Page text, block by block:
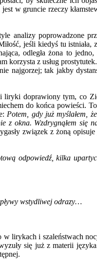
w gruncie rzeczy
analizy poprowadzone
jeśli kiedyś tu istniała,
odległa żona to
korzysta z usług
najgorzej; tak jakby
liryki doprawiony tym, co
do końca powieści.
Potem, gdy już myślałem,
z okna. Wzdrygnąłem się
związek z żoną
odpowiedź, kilka
wstydliwej odrazy…
lirykach i szaleństwach
się już z materii